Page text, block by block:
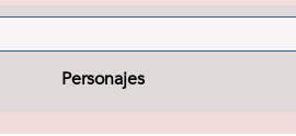
Personajes